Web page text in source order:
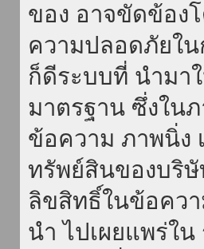
ของ อาจขัดข้อง
ความปลอดภัยใน
ก็ดีระบบที่ นำมา
มาตรฐาน ซึ่งใน
ข้อความ ภาพนิ่ง
ทรัพย์สินของบริษั
ลิขสิทธิ์ในข้อคว
นำ ไปเผยแพร่ใ